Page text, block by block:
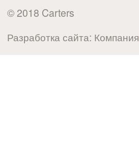
© 2018 Carters
Разработка сайта: Компания